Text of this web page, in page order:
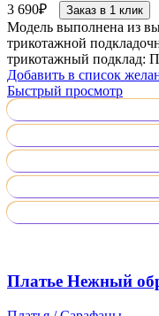
3 690₽ Заказ в 1 клик
Модель выполнена из
трикотажной
трикотажный подклад:
Добавить в список
Быстрый просмотр
Платье Нежный